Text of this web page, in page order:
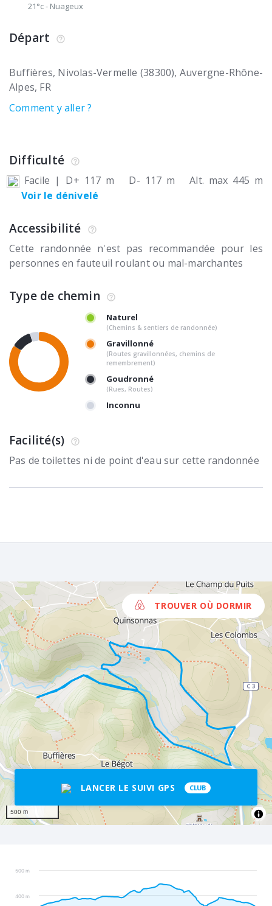
21°c- Nuageux
Départ
Buffières Nivolas-Vermelle (38300) Auvergne-Rhône-
Alpes FR
Comment y aller ?
Difficulté
Facile | D+ 117 m D- 117 m
Alt. max 445 m
Voir le dénivelé
Accessibilité
Cette randonnée n'est pas recommandée pour les
personnes en fauteuil roulant ou mal-marchantes
Type de chemin
Naturel
(Chemins & sentiers de randonnée)
Gravillonné
(Routes gravillonnées, chemins de
remembrement)
Goudronné
(Rues, Routes)
Inconnu
Facilité(s)
Pas de toilettes ni de point d'eau sur cette randonnée
500 m
TROUVER OÙ DORMIR
LANCER LE SUIVI GPS CLUB
400 m
500 m